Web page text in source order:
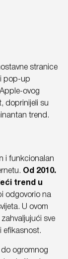
stranice
i pop-up
ovog
doprinijeli su
trend.
i funkcionalan
Od 2010.
trend u
odgovorio na
U ovom
sve
efikasnost.
ogromnog